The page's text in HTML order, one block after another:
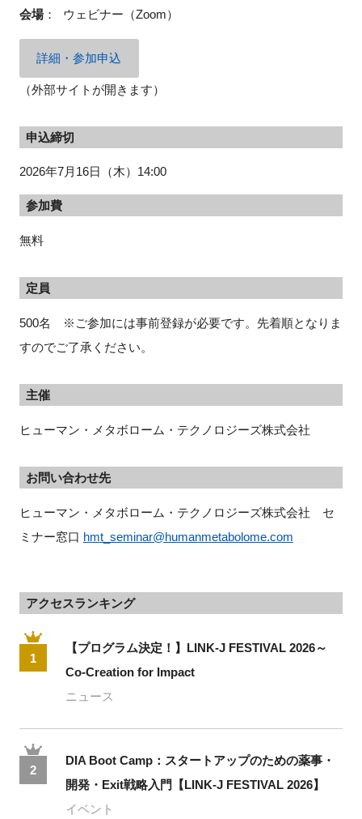
会場： ウェビナー（Zoom）
詳細・参加申込
（外部サイトが開きます）
申込締切
2026年7月16日（木）14:00
参加費
無料
定員
500名 ※ご参加には事前登録が必要です。先着順となりま
すのでご了承ください。
主催
ヒューマン・メタボローム・テクノロジーズ株式会社
お問い合わせ先
ヒューマン・メタボローム・テクノロジーズ株式会社　セ
ミナー窓口 hmt_seminar@humanmetabolome.com
アクセスランキング
1
【プログラム決定！】LINK-J FESTIVAL 2026～
Co-Creation for Impact
ニュース
2
DIA Boot Camp：スタートアップのための薬事・
開発・Exit戦略入門【LINK-J FESTIVAL 2026】
イベント